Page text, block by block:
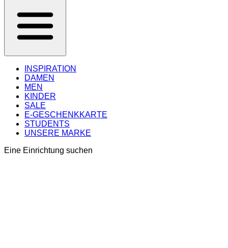
INSPIRATION
DAMEN
MEN
KINDER
SALE
E-GESCHENKKARTE
STUDENTS
UNSERE MARKE
Eine Einrichtung suchen